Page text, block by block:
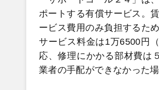
ポートする有償サービス。
ービス費用のみ負担するた
サービス料金は1万6500円
応、修理にかかる部材費は
業者の手配ができなかった